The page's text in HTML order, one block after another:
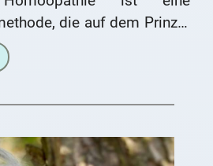
die auf dem Prinzip
basiert. In den letzten
Globuli, kleine